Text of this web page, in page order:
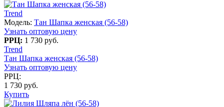
Trend
Модель: Тан Шапка женская (56-58)
Узнать оптовую цену
РРЦ: 1 730 руб.
Trend
Тан Шапка женская (56-58)
Узнать оптовую цену
РРЦ:
1 730 руб.
Купить